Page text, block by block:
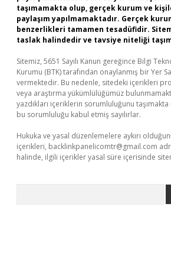
taşımamakta olup, gerçek kurum ve
paylaşım yapılmamaktadır. Gerçek
benzerlikleri tamamen tesadüfidir.
taslak halindedir ve tavsiye niteliği
Sitemiz, 5651 Sayılı Kanun gereğince Bilgi
Kurumu (BTK) tarafından onaylanmış bir Yer
vermektedir. Bu nedenle, sitedeki içerikleri
veya araştırma yükümlülüğümüz
yazdıkları içeriklerin sorumluluğunu
bu sorumluluğu kabul etmiş sayılırlar.
Hukuka ve yasal düzenlemelere aykırı
içerikleri, backlinkpanelicomtr@gmail.com
halinde, ilgili içerikler yasal süre içerisinde